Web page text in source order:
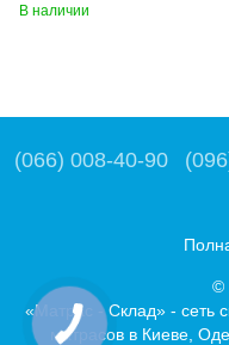
В наличии
(066) 008-40-90
©
«Матрас - Склад» - сеть
матрасов в Киеве,